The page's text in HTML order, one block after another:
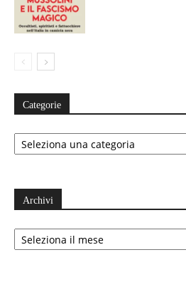
Categorie
Categorie
Archivi
Archivi